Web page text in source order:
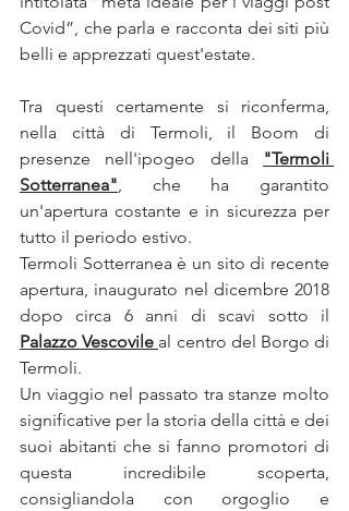
Covid”, che parla e racconta dei siti più
belli e apprezzati quest'estate.
Tra questi certamente si riconferma,
nella città di Termoli, il Boom di
presenze nell'ipogeo della
"Termoli
Sotterranea", che ha garantito
un'apertura costante e in sicurezza per
tutto il periodo estivo.
Termoli Sotterranea è un sito di recente
apertura, inaugurato nel dicembre 2018
Palazzo Vescovile al centro del Borgo di
Termoli.
Un viaggio nel passato tra stanze molto
significative per la storia della città e dei
suoi abitanti che si fanno promotori di
questa incredibile scoperta,
consigliandola con orgoglio e